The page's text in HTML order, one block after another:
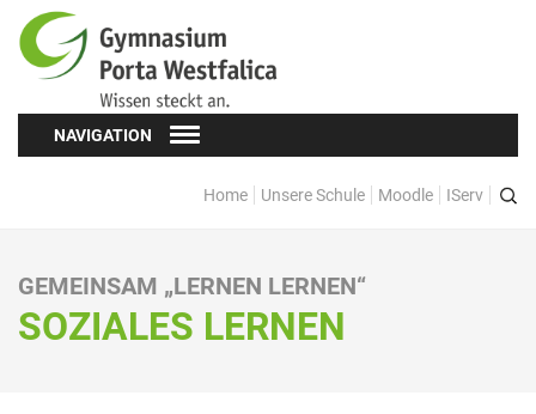
NAVIGATION
Home Unsere Schule Moodle IServ
Oberstufe
GEMEINSAM „LERNEN LERNEN“
SOZIALES LERNEN